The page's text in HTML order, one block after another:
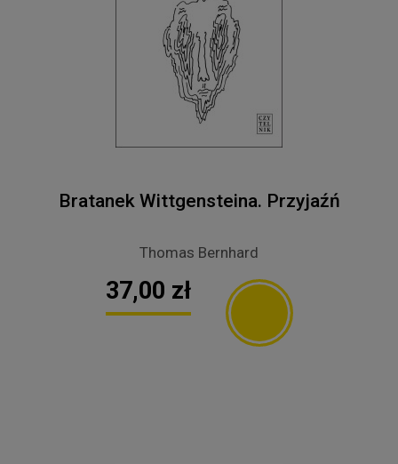
Bratanek Wittgensteina. Przyjaźń
Thomas Bernhard
37,00 zł